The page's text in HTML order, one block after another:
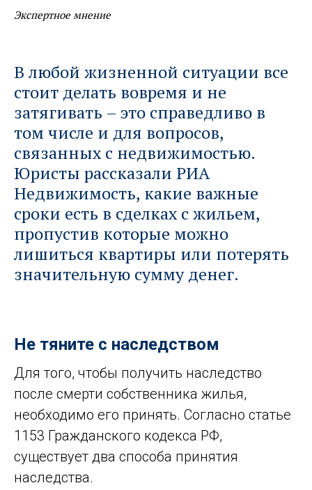
Экспертное мнение
В любой жизненной ситуации все
стоит делать вовремя и не
затягивать – это справедливо в
том числе и для вопросов,
связанных с недвижимостью.
Юристы рассказали РИА
Недвижимость, какие важные
сроки есть в сделках с жильем,
пропустив которые можно
лишиться квартиры или потерять
значительную сумму денег.
Не тяните с наследством
Для того, чтобы получить наследство
после смерти собственника жилья,
необходимо его принять. Согласно статье
1153 Гражданского кодекса РФ,
существует два способа принятия
наследства.